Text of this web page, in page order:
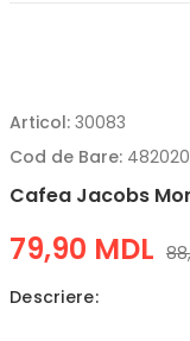
Articol: 30083
Cod de Bare:
Cafea Jacobs
79,90 MDL
Descriere: